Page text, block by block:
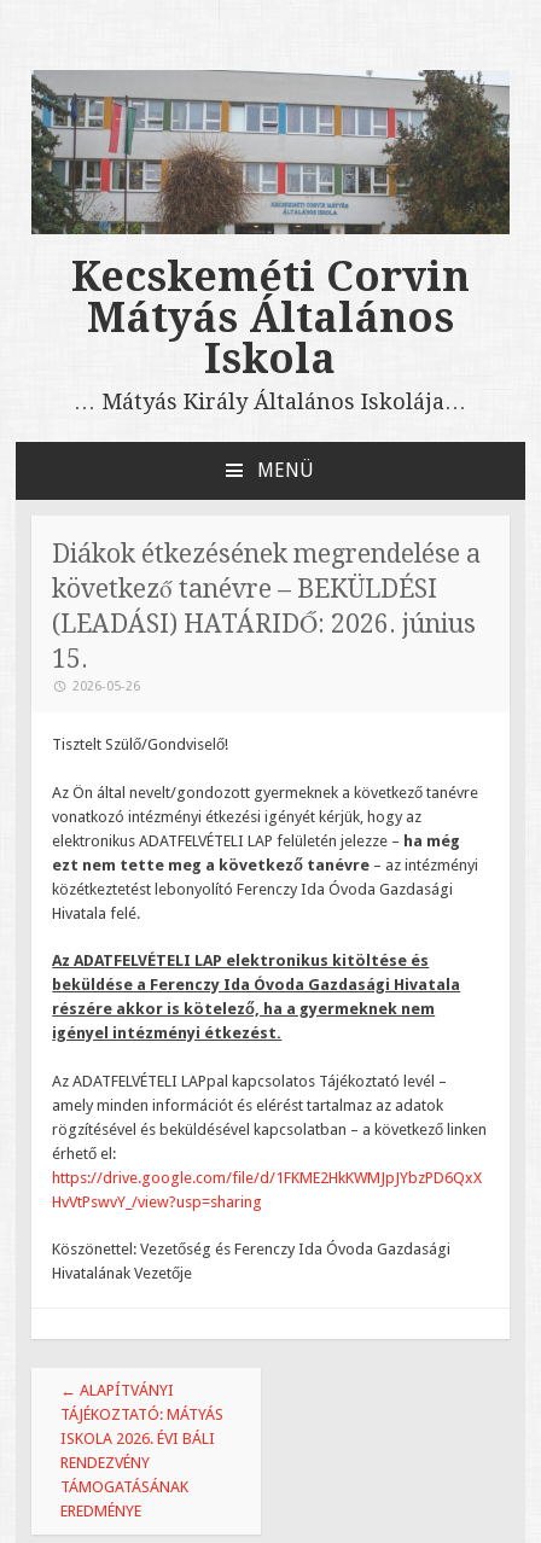
Kecskeméti Corvin
Mátyás Általános
Iskola
… Mátyás Király Általános Iskolája…
MENÜ
Diákok étkezésének megrendelése a
következő tanévre – BEKÜLDÉSI
(LEADÁSI) HATÁRIDŐ: 2026. június
15.
2026-05-26
Tisztelt Szülő/Gondviselő!
Az Ön által nevelt/gondozott gyermeknek a következő tanévre
vonatkozó intézményi étkezési igényét kérjük, hogy az
elektronikus ADATFELVÉTELI LAP felületén jelezze – ha még
ezt nem tette meg a következő tanévre – az intézményi
közétkeztetést lebonyolító Ferenczy Ida Óvoda Gazdasági
Hivatala felé.
Az ADATFELVÉTELI LAP elektronikus kitöltése és
beküldése a Ferenczy Ida Óvoda Gazdasági Hivatala
részére akkor is kötelező, ha a gyermeknek nem
igényel intézményi étkezést.
Az ADATFELVÉTELI LAPpal kapcsolatos Tájékoztató levél –
amely minden információt és elérést tartalmaz az adatok
rögzítésével és beküldésével kapcsolatban – a következő linken
érhető el:
https://drive.google.com/file/d/1FKME2HkKWMJpJYbzPD6QxX
HvVtPswvY_/view?usp=sharing
Köszönettel: Vezetőség és Ferenczy Ida Óvoda Gazdasági
Hivatalának Vezetője
Bejegyzések navigációja
← ALAPÍTVÁNYI
TÁJÉKOZTATÓ: MÁTYÁS
ISKOLA 2026. ÉVI BÁLI
RENDEZVÉNY
TÁMOGATÁSÁNAK
EREDMÉNYE